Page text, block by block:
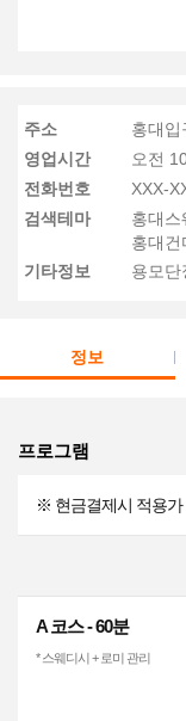
주소
홍대입
영업시간
오전
전화번호
XXX-
검색테마
홍대스
홍대건
마사
기타정보 용모단
정보
프로그램
※ 현금결제시 적용가
A 코스 - 60분
* 스웨디시 + 로미 관리